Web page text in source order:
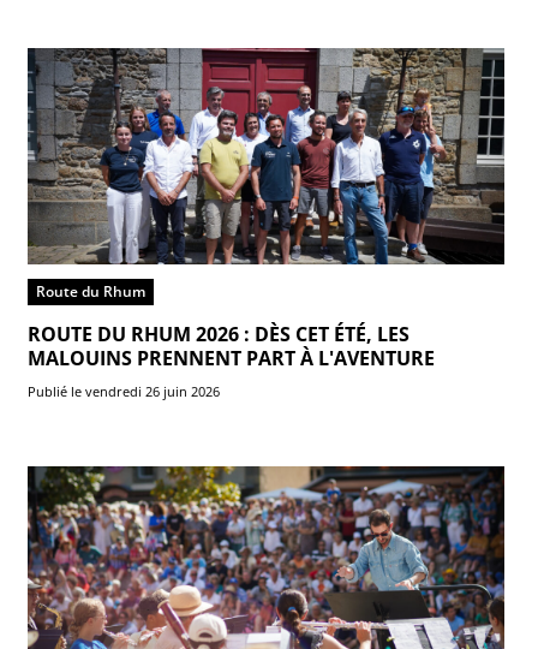
Route du Rhum
ROUTE DU RHUM 2026 : DÈS CET ÉTÉ, LES
MALOUINS PRENNENT PART À L'AVENTURE
Publié le vendredi 26 juin 2026